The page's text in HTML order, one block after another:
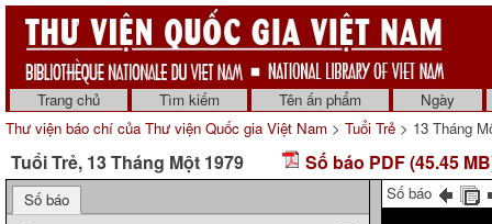
Trang chủ Tìm kiếm Tên ấn phẩm
Ngày
Thư viện báo chí của Thư viện Quốc gia Việt Nam > Tuổi Trẻ > 13 Tháng
Tuổi Trẻ, 13 Tháng Một 1979 Số báo PDF (45.45
Số báo Số báo